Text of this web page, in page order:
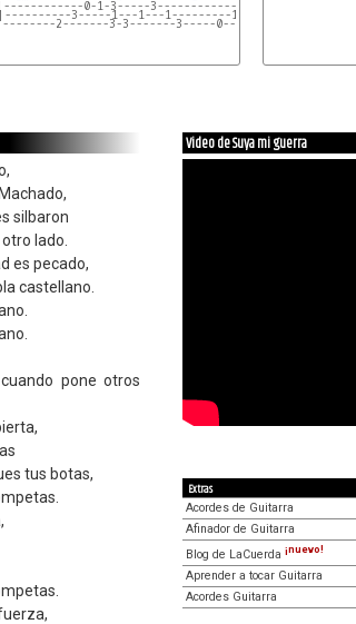
0-1-3-----3-------------0-1-3-6-5---5-
3-----1---1---1---------1-------5---6-3---
2-------3-3-------3-----0---------5-----
silbaron
lado.
es pecado,
castellano.
pone otros
tus botas,
Video de Suya mi guerra
Extras
Acordes de Guitarra
Afinador de Guitarra
Blog de LaCuerda ¡nuevo!
Aprender a tocar Guitarra
Acordes Guitarra